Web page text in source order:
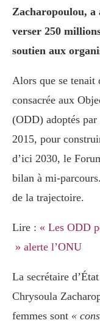
Zacharopoulou, a
verser 250
soutien aux
Alors que se tenait
consacrée aux
(ODD) adoptés par
2015, pour
d’ici 2030, le
bilan à mi-
de la trajectoire.
Lire : « Les ODD
» alerte l’ONU
La secrétaire
Chrysoula
femmes sont «